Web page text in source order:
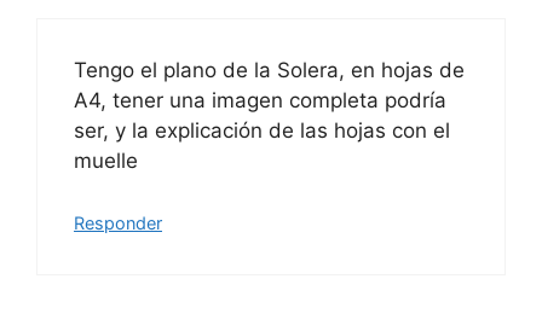
Tengo el plano de la Solera, en hojas de
A4, tener una imagen completa podría
ser, y la explicación de las hojas con el
muelle
Responder